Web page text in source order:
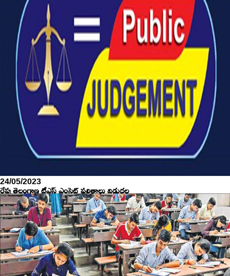
24/05/2023
రేపు తెలంగాణ టీఎస్ ఎంసెట్ ఫలితాలు విడుదల